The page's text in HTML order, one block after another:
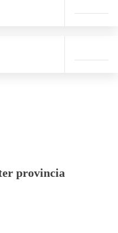
provincia